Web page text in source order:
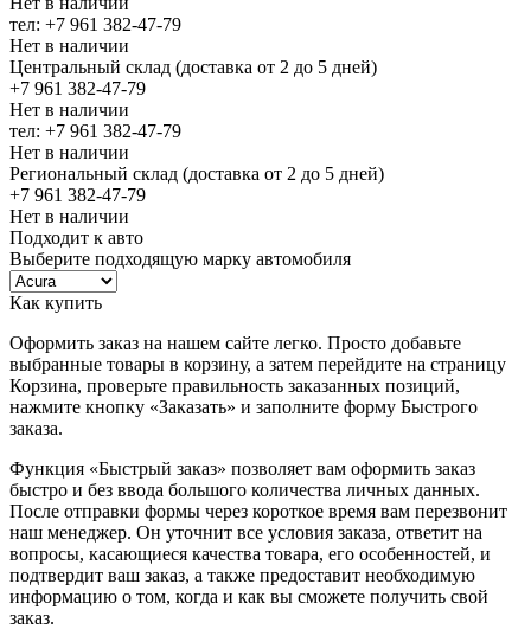
тел: +7 961 382-47-79
Нет в наличии
Центральный склад (доставка от 2 до 5 дней)
+7 961 382-47-79
Нет в наличии
тел: +7 961 382-47-79
Нет в наличии
Региональный склад (доставка от 2 до 5 дней)
+7 961 382-47-79
Нет в наличии
Подходит к авто
Выберите подходящую марку автомобиля
Как купить
Оформить заказ на нашем сайте легко. Просто добавьте
выбранные товары в корзину, а затем перейдите на страницу
Корзина, проверьте правильность заказанных позиций,
нажмите кнопку «Заказать» и заполните форму Быстрого
заказа.
Функция «Быстрый заказ» позволяет вам оформить заказ
быстро и без ввода большого количества личных данных.
После отправки формы через короткое время вам перезвонит
наш менеджер. Он уточнит все условия заказа, ответит на
вопросы, касающиеся качества товара, его особенностей, и
подтвердит ваш заказ, а также предоставит необходимую
информацию о том, когда и как вы сможете получить свой
заказ.